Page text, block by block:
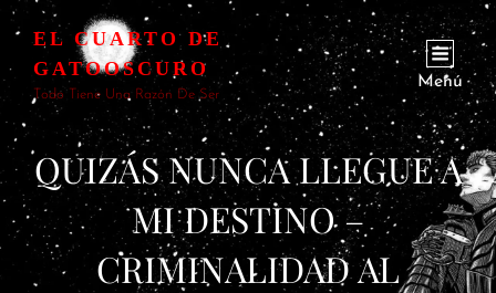
EL CUARTO DE
GATOOSCURO
Todo Tiene Una Razón De Ser
Menú
QUIZÁS NUNCA LLEGUE A
MI DESTINO –
CRIMINALIDAD AL